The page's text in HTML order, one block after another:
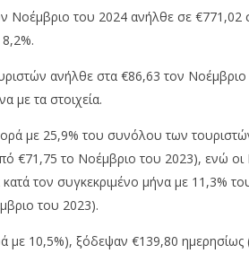
Νοέμβριο του 2024 ανήλθε σε €771,02
ανήλθε στα €86,63 τον
με τα στοιχεία.
με 25,9% του συνόλου των
€71,75 το Νοέμβριο του 2023), ενώ
κατά τον συγκεκριμένο μήνα με 11,3%
του 2023).
με 10,5%), ξόδεψαν €139,80 ημερησίως